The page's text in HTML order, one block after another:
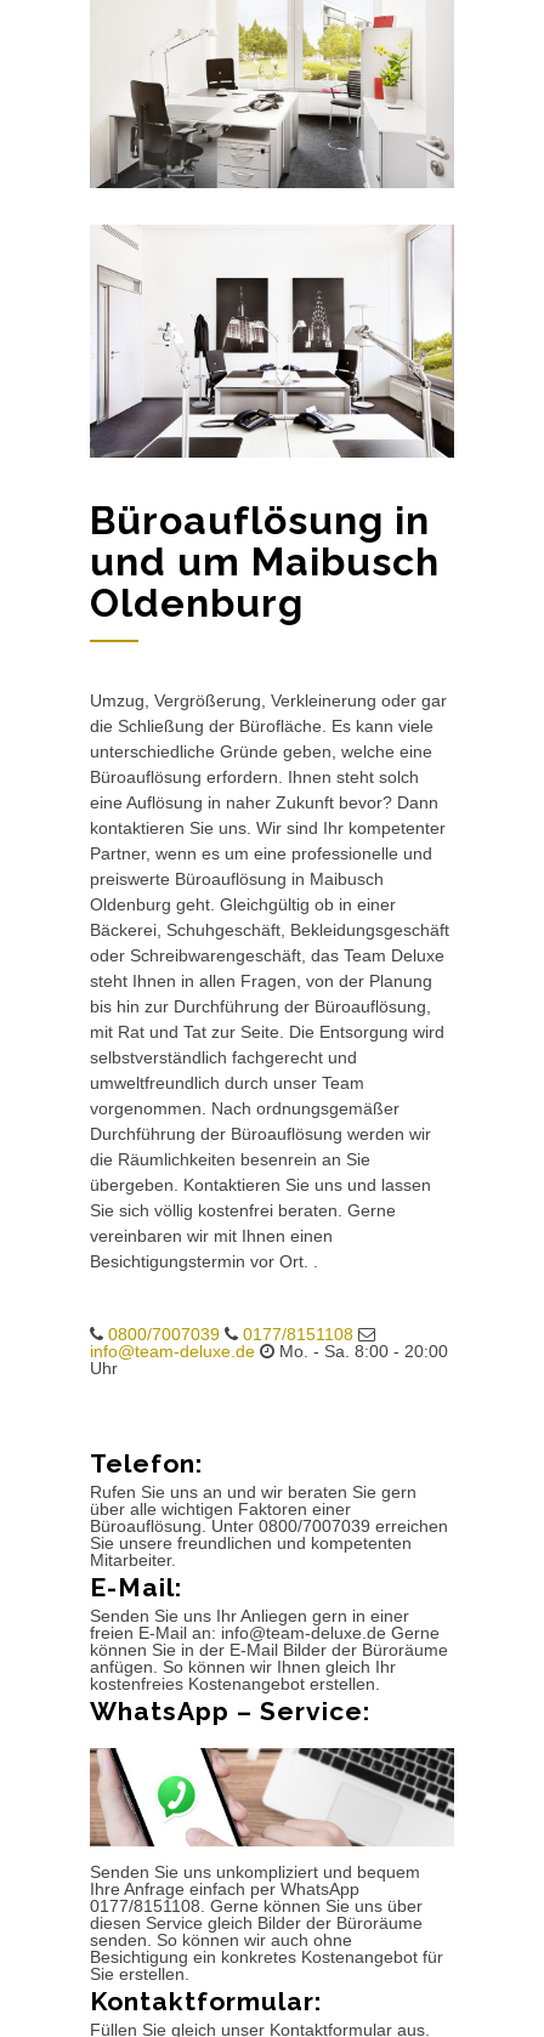
Büroauflösung in
und um Maibusch
Oldenburg
Umzug, Vergrößerung, Verkleinerung oder gar
die Schließung der Bürofläche. Es kann viele
unterschiedliche Gründe geben, welche eine
Büroauflösung erfordern. Ihnen steht solch
eine Auflösung in naher Zukunft bevor? Dann
kontaktieren Sie uns. Wir sind Ihr kompetenter
Partner, wenn es um eine professionelle und
preiswerte Büroauflösung in Maibusch
Oldenburg geht. Gleichgültig ob in einer
Bäckerei, Schuhgeschäft, Bekleidungsgeschäft
oder Schreibwarengeschäft, das Team Deluxe
steht Ihnen in allen Fragen, von der Planung
bis hin zur Durchführung der Büroauflösung,
mit Rat und Tat zur Seite. Die Entsorgung wird
selbstverständlich fachgerecht und
umweltfreundlich durch unser Team
vorgenommen. Nach ordnungsgemäßer
Durchführung der Büroauflösung werden wir
die Räumlichkeiten besenrein an Sie
übergeben. Kontaktieren Sie uns und lassen
Sie sich völlig kostenfrei beraten. Gerne
vereinbaren wir mit Ihnen einen
Besichtigungstermin vor Ort. .
0800/7007039
0177/8151108
info@team-deluxe.de
Mo. - Sa. 8:00 - 20:00
Uhr
Telefon:
Rufen Sie uns an und wir beraten Sie gern
über alle wichtigen Faktoren einer
Büroauflösung. Unter 0800/7007039 erreichen
Sie unsere freundlichen und kompetenten
Mitarbeiter.
E-Mail:
Senden Sie uns Ihr Anliegen gern in einer
freien E-Mail an: info@team-deluxe.de Gerne
können Sie in der E-Mail Bilder der Büroräume
anfügen. So können wir Ihnen gleich Ihr
kostenfreies Kostenangebot erstellen.
WhatsApp – Service:
Senden Sie uns unkompliziert und bequem
Ihre Anfrage einfach per WhatsApp
0177/8151108. Gerne können Sie uns über
diesen Service gleich Bilder der Büroräume
senden. So können wir auch ohne
Besichtigung ein konkretes Kostenangebot für
Sie erstellen.
Kontaktformular:
Füllen Sie gleich unser Kontaktformular aus.